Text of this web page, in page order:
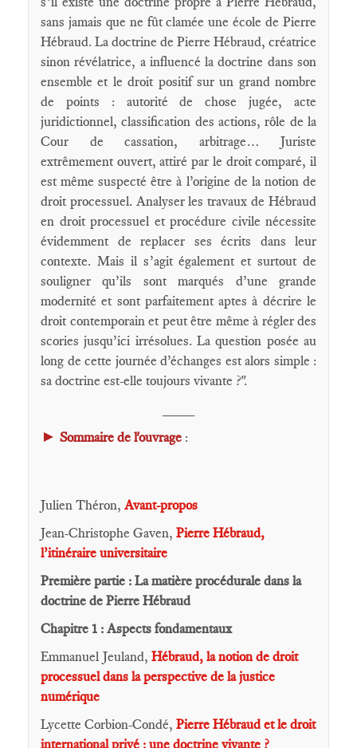
sans jamais que ne fût clamée une école de Pierre
Hébraud. La doctrine de Pierre Hébraud, créatrice
sinon révé­latrice, a influencé la doctrine dans son
ensemble et le droit positif sur un grand nombre
de points : autorité de chose jugée, acte
juridictionnel, classification des actions, rôle de la
Cour de cassation, arbitrage… Juriste
extrêmement ouvert, attiré par le droit comparé, il
est même suspecté être à l’origine de la notion de
droit processuel. Analyser les travaux de Hébraud
en droit processuel et procédure civile nécessite
évidemment de replacer ses écrits dans leur
contexte. Mais il s’agit également et surtout de
souligner qu’ils sont marqués d’une grande
modernité et sont parfaitement aptes à décrire le
droit contemporain et peut être même à ré­gler des
scories jusqu’ici irrésolues. La question posée au
long de cette journée d’échanges est alors simple :
sa doctrine est-elle toujours vivante ?".
► Sommaire de l'ouvrage :
Julien Théron, Avant-propos
Jean-Christophe Gaven, Pierre Hébraud,
l’itinéraire universitaire
Première partie : La matière procédurale dans la
doctrine de Pierre Hébraud
Chapitre 1 : Aspects fondamentaux
Emmanuel Jeuland, Hébraud, la notion de droit
processuel dans la perspective de la justice
numérique
Lycette Corbion-Condé, Pierre Hébraud et le droit
international privé : une doctrine vivante ?